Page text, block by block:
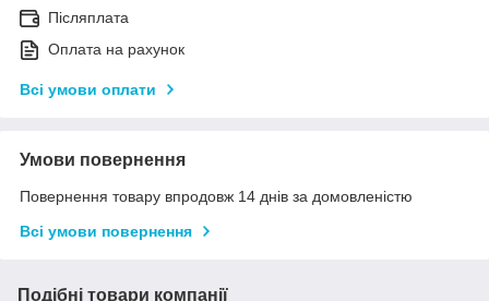
Післяплата
Оплата на рахунок
Всі умови оплати
Умови повернення
Повернення товару впродовж 14 днів за домовленістю
Всі умови повернення
Подібні товари компанії